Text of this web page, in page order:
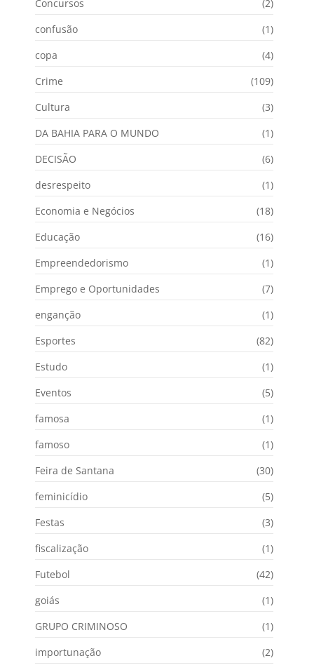
Concursos
(2)
confusão
(1)
copa
(4)
Crime
(109)
Cultura
(3)
DA BAHIA PARA O MUNDO
(1)
DECISÃO
(6)
desrespeito
(1)
Economia e Negócios
(18)
Educação
(16)
Empreendedorismo
(1)
Emprego e Oportunidades
(7)
enganção
(1)
Esportes
(82)
Estudo
(1)
Eventos
(5)
famosa
(1)
famoso
(1)
Feira de Santana
(30)
feminicídio
(5)
Festas
(3)
fiscalização
(1)
Futebol
(42)
goiás
(1)
GRUPO CRIMINOSO
(1)
importunação
(2)